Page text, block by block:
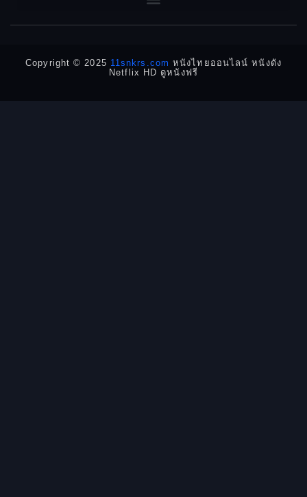
Detective สืบสวน
Copyright © 2025 11snkrs.com หนังไทยออนไลน์ หนังดัง
Netflix HD ดูหนังฟรี